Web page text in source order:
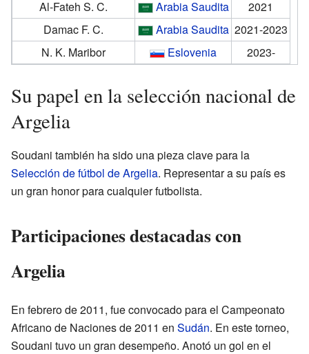
Al-Fateh S. C. Arabia Saudita
2021
Damac F. C.
Arabia Saudita 2021-2023
N. K. Maribor
Eslovenia 2023-
Su papel en la selección nacional de
Argelia
Soudani también ha sido una pieza clave para la
Selección de fútbol de Argelia. Representar a su país es
un gran honor para cualquier futbolista.
Participaciones destacadas con
Argelia
En febrero de 2011, fue convocado para el Campeonato
Africano de Naciones de 2011 en Sudán. En este torneo,
Soudani tuvo un gran desempeño. Anotó un gol en el